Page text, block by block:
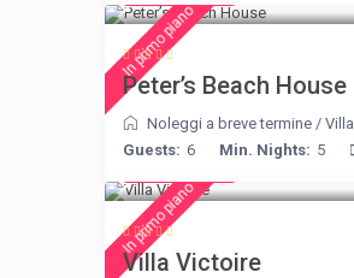
In primo piano
Peter’s Beach House
Noleggi a breve termine / Villa
Guests: 6 Min. Nights: 5
In primo piano
Villa Victoire